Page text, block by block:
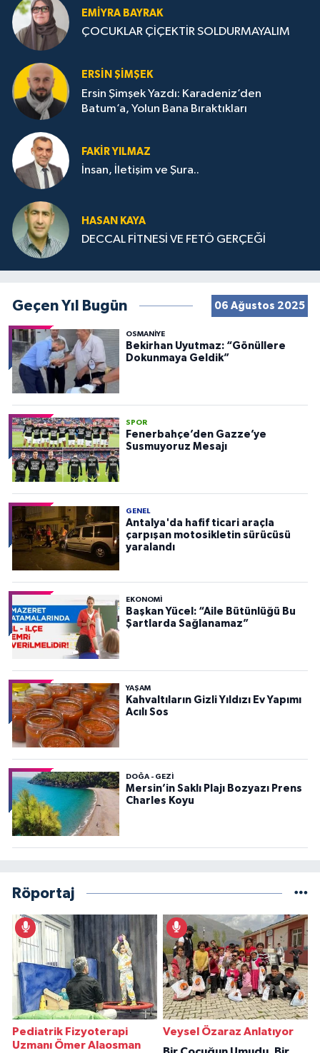
EMIYRA BAYRAK
ÇOCUKLAR ÇİÇEKTİR SOLDURMAYALIM
ERSIN ŞIMŞEK
Ersin Şimşek Yazdı: Karadeniz’den
Batum’a, Yolun Bana Bıraktıkları
FAKIR YILMAZ
İnsan, İletişim ve Şura..
HASAN KAYA
DECCAL FİTNESİ VE FETÖ GERÇEĞİ
Geçen Yıl Bugün 06 Ağustos 2025
OSMANIYE
Bekirhan Uyutmaz: “Gönüllere
Dokunmaya Geldik”
SPOR
Fenerbahçe’den Gazze’ye
Susmuyoruz Mesajı
GENEL
Antalya'da hafif ticari araçla
çarpışan motosikletin sürücüsü
yaralandı
EKONOMI
Başkan Yücel: “Aile Bütünlüğü Bu
Şartlarda Sağlanamaz”
YAŞAM
Kahvaltıların Gizli Yıldızı Ev Yapımı
Acılı Sos
DOĞA - GEZI
Mersin’in Saklı Plajı Bozyazı Prens
Charles Koyu
Röportaj
Pediatrik Fizyoterapi
Uzmanı Ömer Alaosman
Veysel Özaraz Anlatıyor